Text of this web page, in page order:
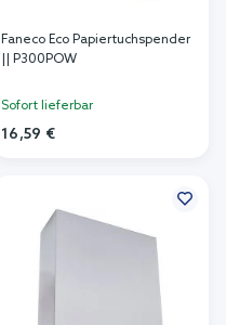
Faneco Eco Papiertuchspender
|| P300POW
Sofort lieferbar
16,59 €